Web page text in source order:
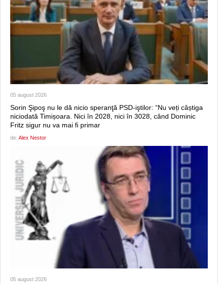
05 august 2026
Sorin Şipoş nu le dă nicio speranţă PSD-iştilor: “Nu veți câștiga
niciodată Timișoara. Nici în 2028, nici în 3028, când Dominic
Fritz sigur nu va mai fi primar
de: Alex Nestor
05 august 2026